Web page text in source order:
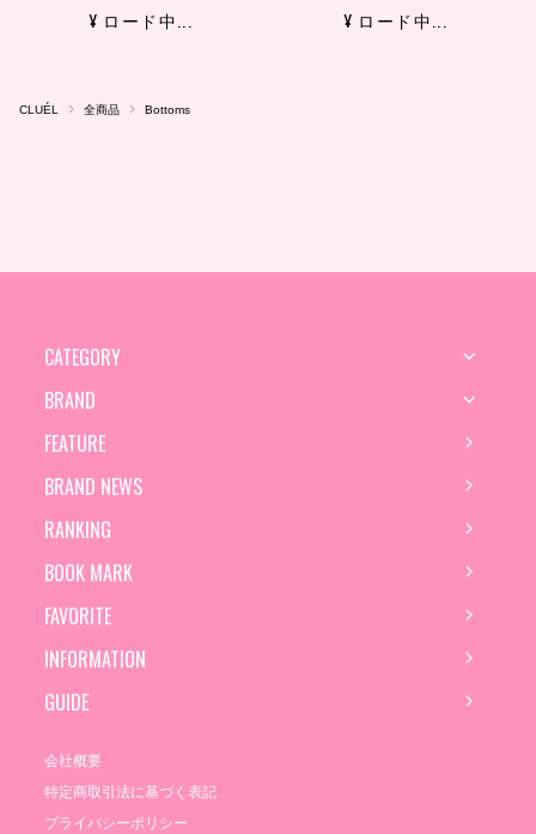
¥ ロード中... ¥ ロード中...
CLUÉL 全商品 Bottoms
CATEGORY
BRAND
FEATURE
BRAND NEWS
RANKING
BOOK MARK
FAVORITE
INFORMATION
GUIDE
会社概要
特定商取引法に基づく表記
プライバシーポリシー